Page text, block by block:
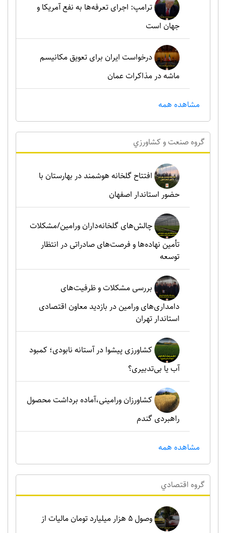
ترامپ: اجرای تعرفه‌ها به نفع آمریکا و
جهان است
درخواست ایران برای تعویق مکانیسم
ماشه در مذاکرات عمان
مشاهده همه
گروه صنعت و کشاورزي
افتتاح گلخانه هوشمند در بهارستان با
حضور استاندار اصفهان
چالش‌های گلخانه‌داران ورامین/مشکلات
تأمین نهاده‌ها و فرصت‌های صادراتی در انتظار
توسعه
بررسی مشکلات و ظرفیت‌های
دامداری‌های ورامین در بازدید معاون اقتصادی
استاندار تهران
کشاورزی پیشوا در آستانه نابودی؛ کمبود
آب یا بی‌تدبیری؟
کشاورزان ورامینی،آماده برداشت محصول
راهبردی گندم
مشاهده همه
گروه اقتصادي
وصول ۵ هزار میلیارد تومان مالیات از